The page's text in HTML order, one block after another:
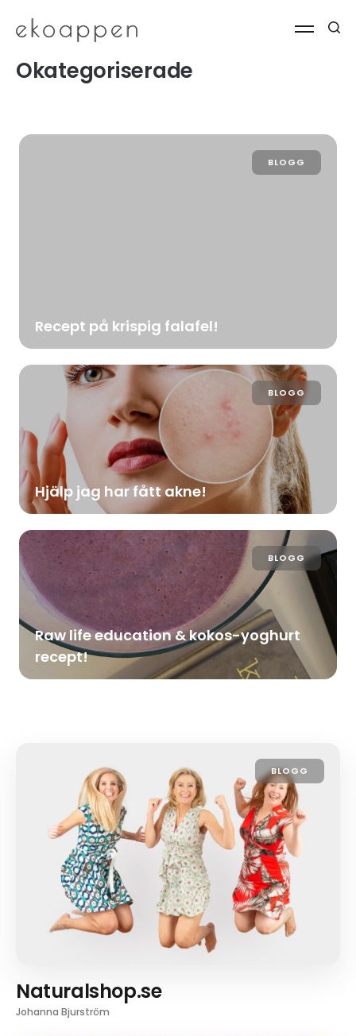
Okategoriserade
BLOGG
Recept på krispig falafel!
BLOGG
Hjälp jag har fått akne!
BLOGG
Raw life education & kokos-yoghurt
recept!
BLOGG
Naturalshop.se
Johanna Bjurström